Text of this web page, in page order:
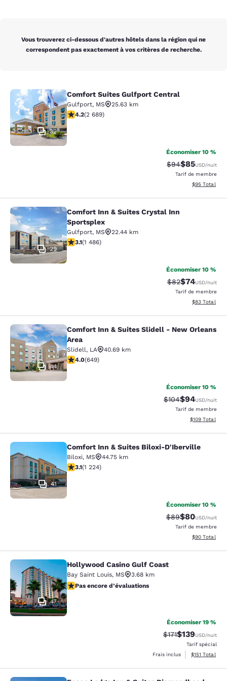
Vous trouverez ci-dessous d'autres hôtels dans la région qui ne
correspondent pas exactement à vos critères de recherche.
Comfort Suites Gulfport Central
32
Comfort Suites Gulfport Central
Gulfport, MS
25.63 km
4.15 étoiles. Très bon. 2689 commentaires
4.2(2 689)
Économiser 10 %
Tarif barré :
$94Tarif réduit :
$85USD/nuit
Tarif de membre
Afficher les
$95 Total
Comfort Inn & Suites Crystal Inn
29
Comfort Inn & Suites Crystal Inn
Sportsplex
Gulfport, MS
22.44 km
3.15 étoiles. Bien. 1486 commentaires
3.1(1 486)
Économiser 10 %
Tarif barré :
$82Tarif réduit :
$74USD/nuit
Tarif de membre
Afficher les
$83 Total
Comfort Inn & Suites Slidell - New
44
Comfort Inn & Suites Slidell - New Orleans
Area
Slidell, LA
40.69 km
4.02 étoiles. Très bon. 649 commentaires
4.0(649)
Économiser 10 %
Tarif barré :
$104Tarif réduit :
$94USD/nuit
Tarif de membre
Afficher les
$109 Total
Comfort Inn & Suites Biloxi-
41
Comfort Inn & Suites Biloxi-D'Iberville
Biloxi, MS
44.75 km
3.11 étoiles. Bien. 1224 commentaires
3.1(1 224)
Économiser 10 %
Tarif barré :
$89Tarif réduit :
$80USD/nuit
Tarif de membre
Afficher les
$90 Total
Hollywood Casino Gulf Coast
47
Hollywood Casino Gulf Coast
Bay Saint Louis, MS
3.68 km
Pas encore d’évaluations
Pas encore d’évaluations
Économiser 19 %
Tarif barré :
$171Tarif réduit :
$139USD/nuit
Tarif spécial
Frais inclus
Afficher les
$151 Total